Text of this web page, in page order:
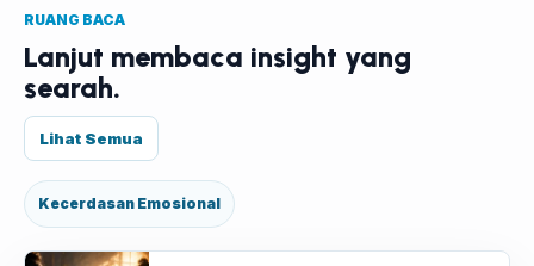
RUANG BACA
Lanjut membaca insight yang
searah.
Lihat Semua
Kecerdasan Emosional